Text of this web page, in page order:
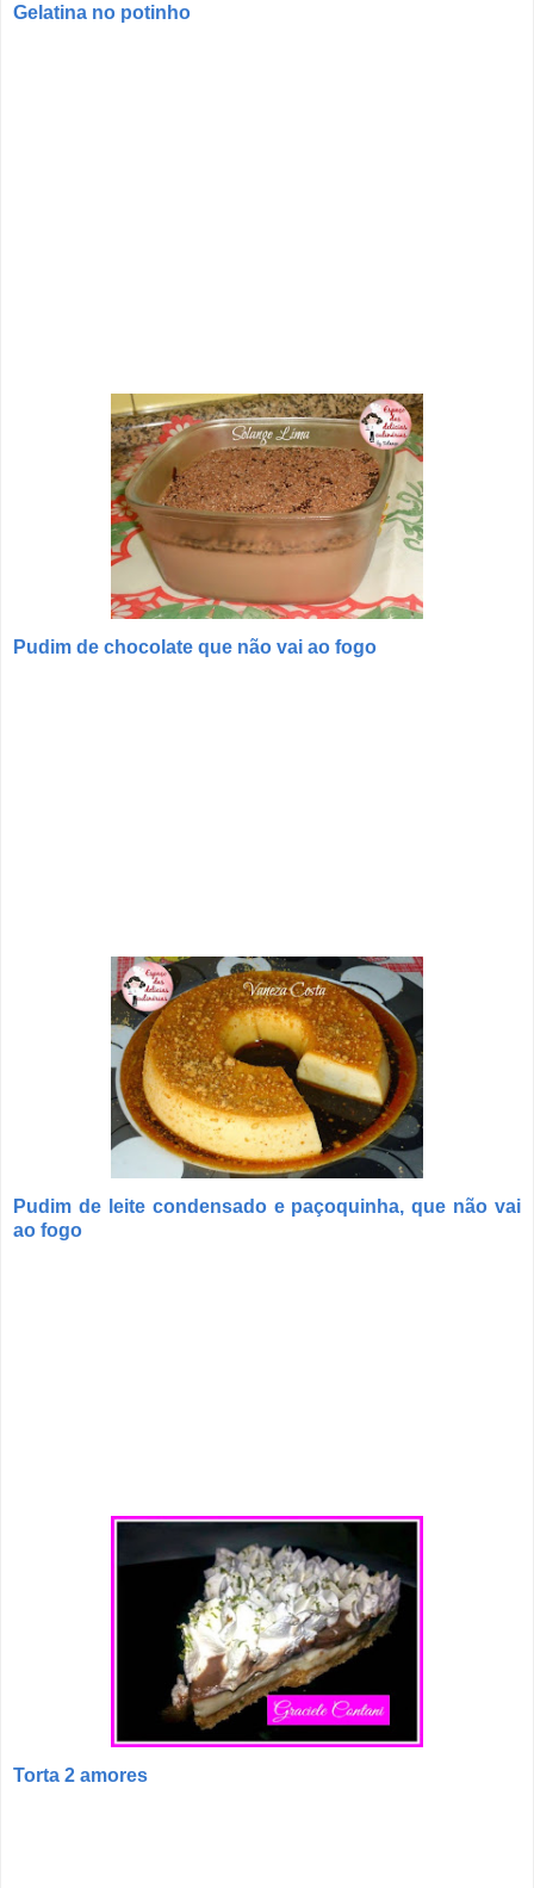
Gelatina no potinho
Pudim de chocolate que não vai ao fogo
Pudim de leite condensado e paçoquinha, que não vai
ao fogo
Torta 2 amores